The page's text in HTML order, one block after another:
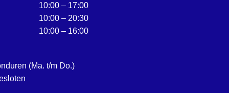
10:00 – 17:00
10:00 – 20:30
10:00 – 16:00
(Ma. t/m Do.)